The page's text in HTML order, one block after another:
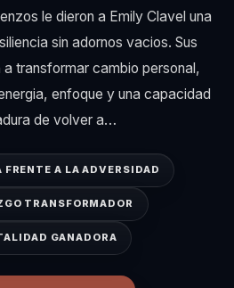
le dieron a Emily Clavel una
sin adornos vacios. Sus
transformar cambio personal,
enfoque y una capacidad
de volver a…
FRENTE A LA ADVERSIDAD
TRANSFORMADOR
GANADORA